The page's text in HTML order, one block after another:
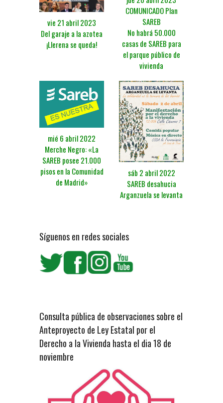
vie 21 abril 2023
Del garaje a la azotea
¡Llerena se queda!
COMUNICADO Plan
SAREB
No habrá 50.000
casas de SAREB para
el parque público de
vivienda
mié 6 abril 2022
Merche Negro: «La
SAREB posee 21.000
pisos en la Comunidad
de Madrid»
sáb 2 abril 2022
SAREB desahucia
Arganzuela se levanta
Síguenos en redes sociales
Consulta pública de observaciones sobre el
Anteproyecto de Ley Estatal por el
Derecho a la Vivienda hasta el dia 18 de
noviembre